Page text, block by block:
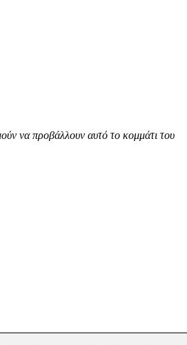
να προβάλλουν αυτό το κομμάτι του